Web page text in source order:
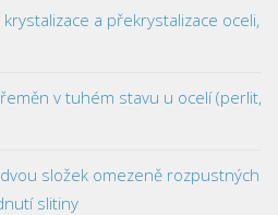
a překrystalizace oceli,
v tuhém stavu u ocelí (perlit,
složek omezeně rozpustných
slitiny